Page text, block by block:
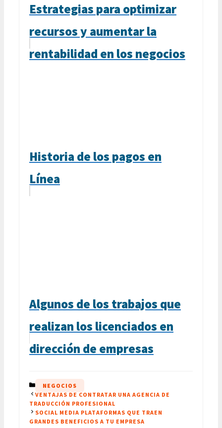
Estrategias para optimizar
recursos y aumentar la
rentabilidad en los negocios
Historia de los pagos en
Línea
Algunos de los trabajos que
realizan los licenciados en
dirección de empresas
CATEGORÍAS
NEGOCIOS
VENTAJAS DE CONTRATAR UNA AGENCIA DE
TRADUCCIÓN PROFESIONAL
SOCIAL MEDIA PLATAFORMAS QUE TRAEN
GRANDES BENEFICIOS A TU EMPRESA